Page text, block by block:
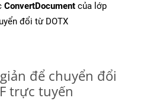
ConvertDocument của lớp
đổi từ DOTX
để chuyển đổi
trực tuyến